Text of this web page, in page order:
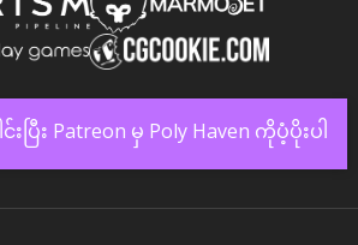
ပြီး Patreon မှ Poly Haven ကိုပံ့ပိုးပါ